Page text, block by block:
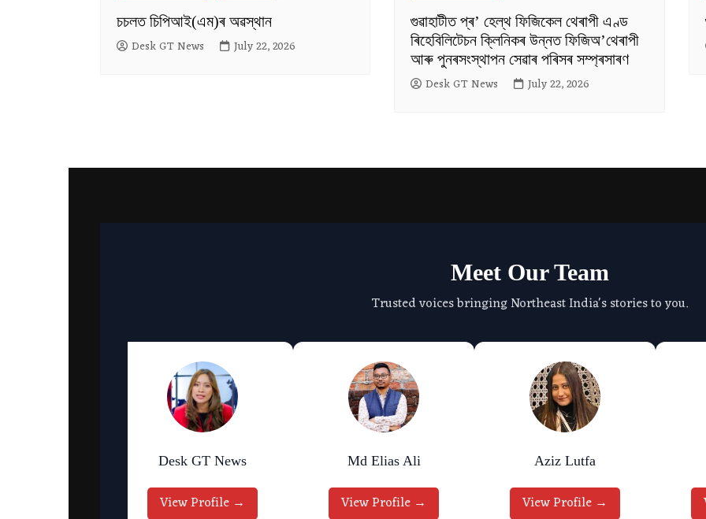
চচলত চিপিআই(এম)ৰ অৱস্থান
Desk GT News July 22, 2026
গুৱাহাটীত প্ৰ’ হেল্থ ফিজিকেল থেৰাপী এণ্ড
ৰিহেবিলিটেচন ক্লিনিকৰ উন্নত ফিজিঅ’থেৰাপী
আৰু পুনৰসংস্থাপন সেৱাৰ পৰিসৰ সম্প্ৰসাৰণ
Desk GT News July 22, 2026
Meet Our Team
Trusted voices bringing Northeast India's stories to you.
Desk GT News
View Profile →
Md Elias Ali
View Profile →
Aziz Lutfa
View Profile →